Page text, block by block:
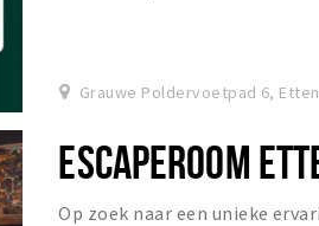
Grauwe Poldervoetpad 6,
ESCAPEROOM
Op zoek naar een unieke